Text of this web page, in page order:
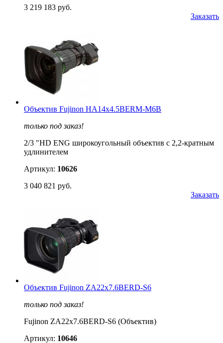
3 219 183 руб.
Заказать
Объектив Fujinon HA14x4.5BERM-M6B
только под заказ!
2/3 "HD ENG широкоугольный объектив с 2,2-кратным
удлинителем
Артикул: 10626
3 040 821 руб.
Заказать
Объектив Fujinon ZA22x7.6BERD-S6
только под заказ!
Fujinon ZA22x7.6BERD-S6 (Объектив)
Артикул: 10646